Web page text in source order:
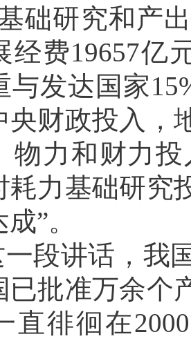
础研究和产
经费19657亿
与发达国家
央财政投入，
物力和财力
耗力基础研究
”。
段讲话，我
已批准万余个
直徘徊在